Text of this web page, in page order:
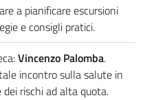
a pianificare escursioni
e consigli pratici.
Vincenzo Palomba.
incontro sulla salute in
rischi ad alta quota.